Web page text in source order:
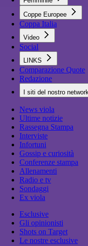
Coppe Europee
Coppa Italia
Video
Social
LINKS
Comparazione Quote
Redazione
I siti del nostro
News viola
Ultime notizie
Rassegna Stampa
Interviste
Infortuni
Gossip e curiosità
Conferenze stampa
Allenamenti
Radio e tv
Sondaggi
Ex viola
Esclusive
Gli opinionisti
Shots on Target
Le nostre esclusive